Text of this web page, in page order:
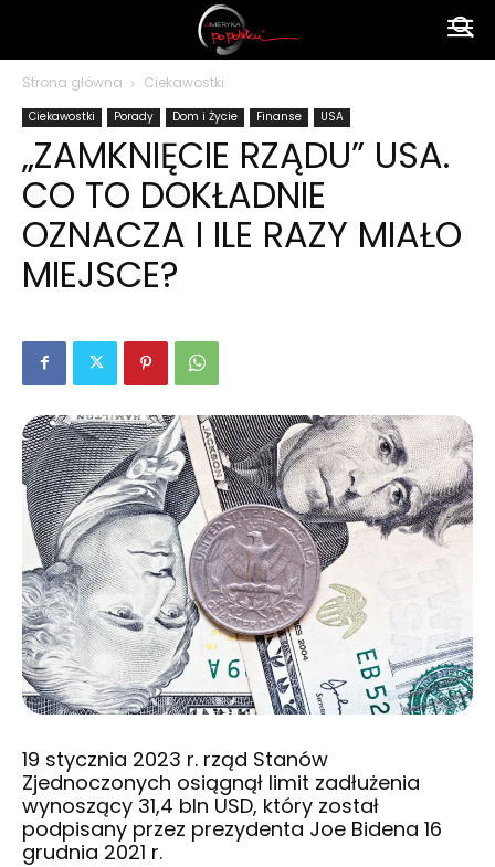
polsku
Strona główna Ciekawostki
Ciekawostki Porady Dom i Życie Finanse USA
„ZAMKNIĘCIE RZĄDU” USA.
CO TO DOKŁADNIE
OZNACZA I ILE RAZY MIAŁO
MIEJSCE?
19 stycznia 2023 r. rząd Stanów
Zjednoczonych osiągnął limit zadłużenia
wynoszący 31,4 bln USD, który został
podpisany przez prezydenta Joe Bidena 16
grudnia 2021 r.